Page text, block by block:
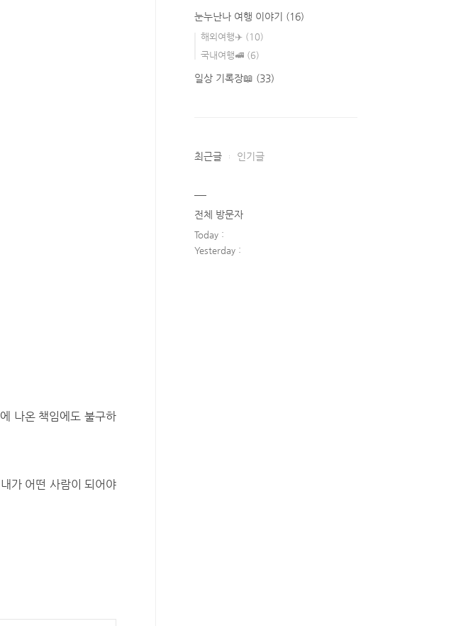
나온 책임에도 불구하
가 어떤 사람이 되어야
눈누난나 여행 이야기 (16)
해외여행✈️ (10)
국내여행🚅 (6)
일상 기록장📖 (33)
최근글 인기글
전체 방문자
Today :
Yesterday :